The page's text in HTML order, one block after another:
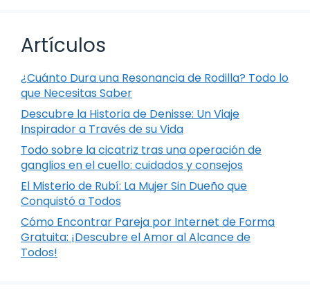
Artículos
¿Cuánto Dura una Resonancia de Rodilla? Todo lo
que Necesitas Saber
Descubre la Historia de Denisse: Un Viaje
Inspirador a Través de su Vida
Todo sobre la cicatriz tras una operación de
ganglios en el cuello: cuidados y consejos
El Misterio de Rubí: La Mujer Sin Dueño que
Conquistó a Todos
Cómo Encontrar Pareja por Internet de Forma
Gratuita: ¡Descubre el Amor al Alcance de
Todos!